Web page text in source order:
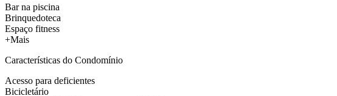
Bar na piscina
Brinquedoteca
Espaço fitness
+Mais
Características do Condomínio
Acesso para deficientes
Bicicletário